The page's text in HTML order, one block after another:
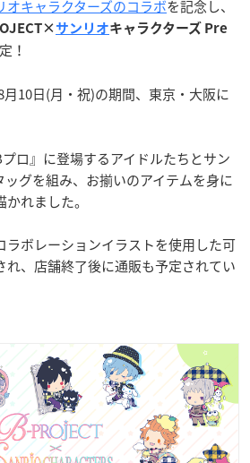
キャラクターズのコラボを記念し、
サンリオキャラクターズ Pre
！
10日(月・祝)の期間、東京・大阪に
ロ』に登場するアイドルたちとサン
ッグを組み、お揃いのアイテムを身に
れました。
ラボレーションイラストを使用した可
れ、店舗終了後に通販も予定されてい